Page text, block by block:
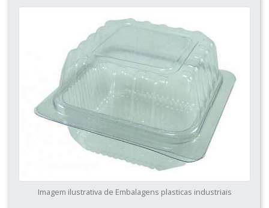
Imagem ilustrativa de Embalagens plasticas industriais